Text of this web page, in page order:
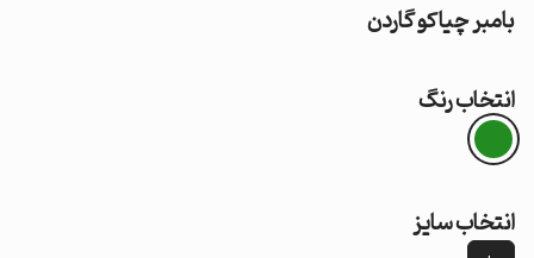
بامبر چیاکو گاردن
انتخاب رنگ
انتخاب سایز